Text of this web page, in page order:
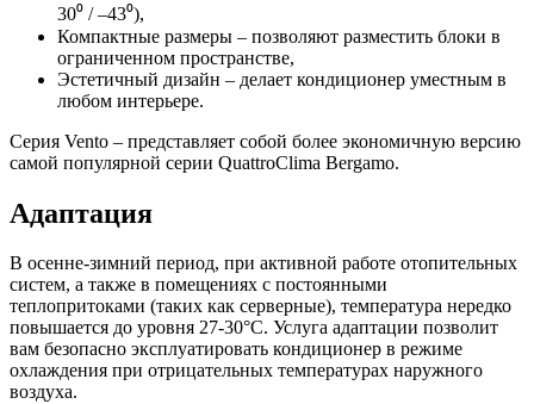
30⁰ / –43⁰),
Компактные размеры – позволяют разместить блоки в
ограниченном пространстве,
Эстетичный дизайн – делает кондиционер уместным в
любом интерьере.
Серия Vento – представляет собой более экономичную версию
самой популярной серии QuattroClima Bergamo.
Адаптация
В осенне-зимний период, при активной работе отопительных
систем, а также в помещениях с постоянными
теплопритоками (таких как серверные), температура нередко
повышается до уровня 27-30°С. Услуга адаптации позволит
вам безопасно эксплуатировать кондиционер в режиме
охлаждения при отрицательных температурах наружного
воздуха.